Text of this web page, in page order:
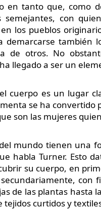
en tanto que, como
con
los pueblos
también
de otros. No
llegado a ser un
cuerpo es un lugar
se ha
son las mujeres
mundo tienen una
habla Turner. Esto
su cuerpo, en
con
de las plantas hasta
tejidos curtidos y